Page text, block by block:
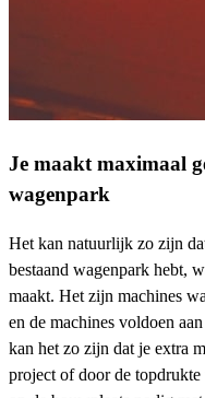
Je maakt maximaal
wagenpark
Het kan natuurlijk zo zijn
bestaand wagenpark hebt,
maakt. Het zijn machines
en de machines voldoen
kan het zo zijn dat je extra
project of door de topdrukte